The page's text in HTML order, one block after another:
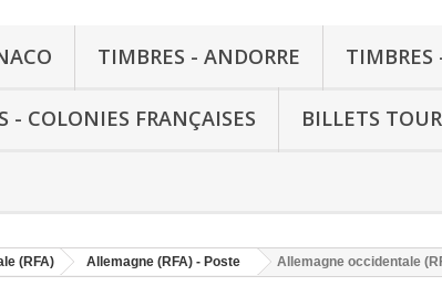
TIMBRES - ANDORRE
- COLONIES FRANÇAISES BILLETS
(RFA) Allemagne (RFA) - Poste Allemagne occidentale